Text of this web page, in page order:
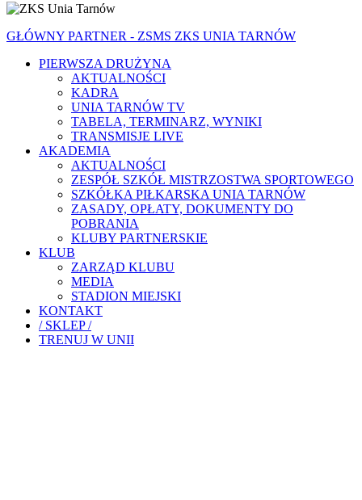
GŁÓWNY PARTNER - ZSMS ZKS UNIA TARNÓW
PIERWSZA DRUŻYNA
AKTUALNOŚCI
KADRA
UNIA TARNÓW TV
TABELA, TERMINARZ, WYNIKI
TRANSMISJE LIVE
AKADEMIA
AKTUALNOŚCI
ZESPÓŁ SZKÓŁ MISTRZOSTWA SPORTOWEGO
SZKÓŁKA PIŁKARSKA UNIA TARNÓW
ZASADY, OPŁATY, DOKUMENTY DO
POBRANIA
KLUBY PARTNERSKIE
KLUB
ZARZĄD KLUBU
MEDIA
STADION MIEJSKI
KONTAKT
/ SKLEP /
TRENUJ W UNII